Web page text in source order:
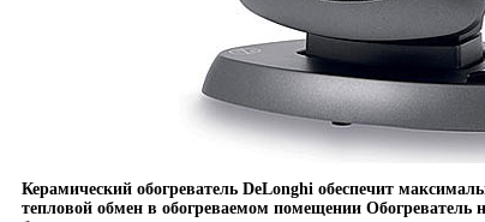
Керамический обогреватель DeLonghi обеспечит
тепловой обмен в обогреваемом помещении Обогреватель